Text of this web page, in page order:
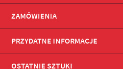
ZAMÓWIENIA
PRZYDATNE INFORMACJE
OSTATNIE SZTUKI